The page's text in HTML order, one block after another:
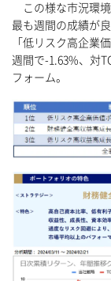
この様な市況環境
最も週間の成績が
「低リスク高企業
週間で-1.63%、対
フォーム。